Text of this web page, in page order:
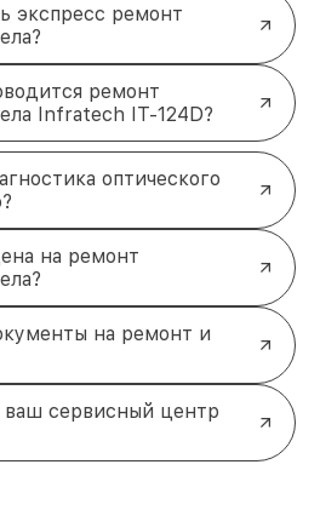
экспресс ремонт
ремонт
Infratech IT-124D?
оптического
на ремонт
на ремонт и
сервисный центр